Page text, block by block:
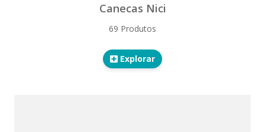
Canecas Nici
69 Produtos
Explorar